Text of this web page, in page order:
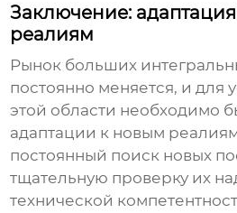
Заключение:
реалиям
Рынок больших
постоянно меняется, и для
этой области необходимо
адаптации к новым
постоянный поиск новых
тщательную проверку их
технической